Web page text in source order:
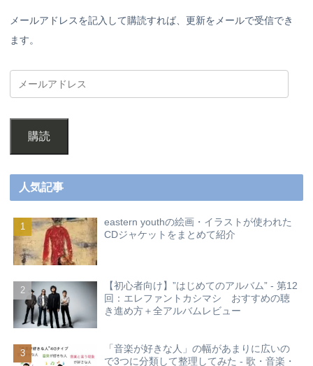
メールアドレスを記入して購読すれば、更新をメールで受信でき
ます。
購読
人気記事
eastern youthの絵画・イラストが使われた
CDジャケットをまとめて紹介
【初心者向け】”はじめてのアルバム” - 第12
回：エレファントカシマシ おすすめの聴
き進め方＋全アルバムレビュー
「音楽が好きな人」の幅があまりに広いの
で3つに分類して整理してみた - 歌・音楽・